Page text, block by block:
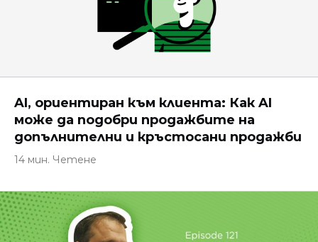
AI, ориентиран към клиента: Как AI
може да подобри продажбите на
допълнителни и кръстосани продажби
14 мин. Четене